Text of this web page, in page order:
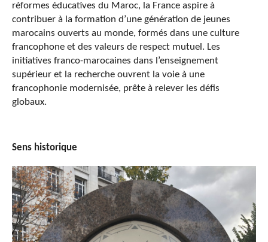
réformes éducatives du Maroc, la France aspire à
contribuer à la formation d’une génération de jeunes
marocains ouverts au monde, formés dans une culture
francophone et des valeurs de respect mutuel. Les
initiatives franco-marocaines dans l’enseignement
supérieur et la recherche ouvrent la voie à une
francophonie modernisée, prête à relever les défis
globaux.
Sens historique